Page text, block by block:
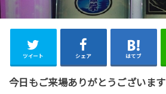
ツイート シェア はてブ
今日もご来場ありがとうございます